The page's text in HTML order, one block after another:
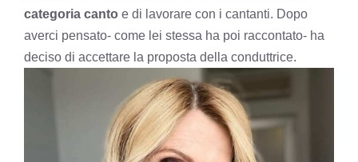
categoria canto e di lavorare con i cantanti. Dopo
averci pensato- come lei stessa ha poi raccontato- ha
deciso di accettare la proposta della conduttrice.